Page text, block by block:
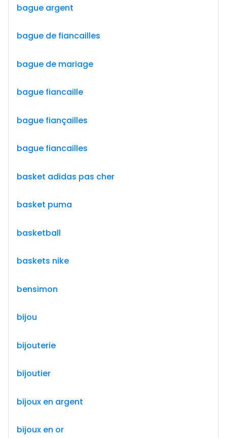
bague argent
bague de fiancailles
bague de mariage
bague fiancaille
bague fiançailles
bague fiancailles
basket adidas pas cher
basket puma
basketball
baskets nike
bensimon
bijou
bijouterie
bijoutier
bijoux en argent
bijoux en or